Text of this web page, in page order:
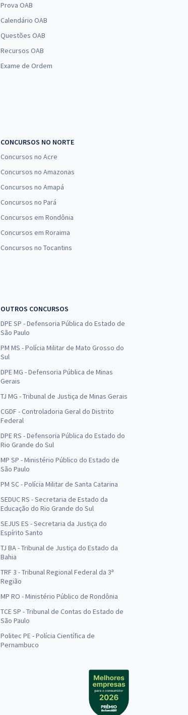
Prova OAB
Calendário OAB
Questões OAB
Recursos OAB
Exame de Ordem
CONCURSOS NO NORTE
Concursos no Acre
Concursos no Amazonas
Concursos no Amapá
Concursos no Pará
Concursos em Rondônia
Concursos em Roraima
Concursos no Tocantins
OUTROS CONCURSOS
DPE SP - Defensoria Pública do Estado de
São Paulo
PM MS - Polícia Militar de Mato Grosso do
Sul
DPE MG - Defensoria Pública de Minas
Gerais
TJ MG - Tribunal de Justiça de Minas Gerais
CGDF - Controladoria Geral do Distrito
Federal
DPE RS - Defensoria Pública do Estado do
Rio Grande do Sul
MP SP - Ministério Público do Estado de
São Paulo
PM SC - Polícia Militar de Santa Catarina
SEDUC RS - Secretaria de Estado da
Educação do Rio Grande do Sul
SEJUS ES - Secretaria da Justiça do
Espírito Santo
TJ BA - Tribunal de Justiça do Estado da
Bahia
TRF 3 - Tribunal Regional Federal da 3ª
Região
MP RO - Ministério Público de Rondônia
TCE SP - Tribunal de Contas do Estado de
São Paulo
Politec PE - Polícia Científica de
Pernambuco